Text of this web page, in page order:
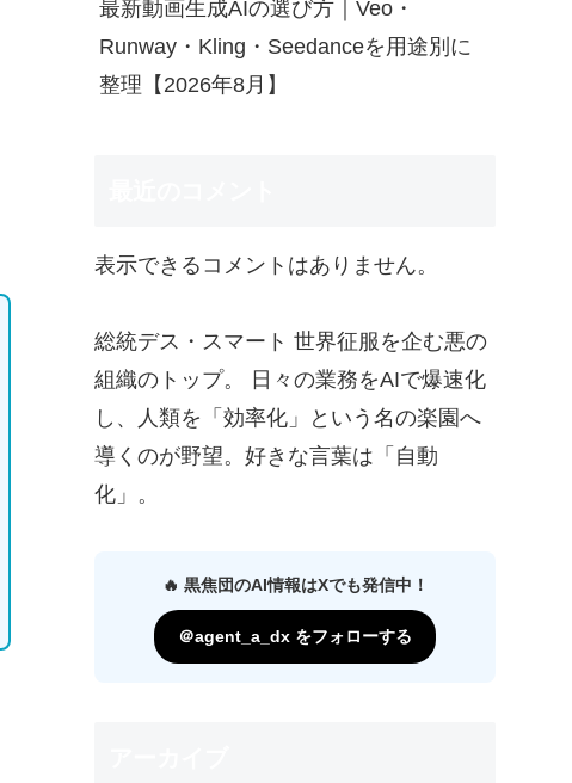
最新動画生成AIの選び方｜Veo・
Runway・Kling・Seedanceを用途別に
整理【2026年8月】
表示できるコメントはありません。
総統デス・スマート 世界征服を企む悪の
組織のトップ。 日々の業務をAIで爆速化
し、人類を「効率化」という名の楽園へ
導くのが野望。好きな言葉は「自動
化」。
🔥 黒焦団のAI情報はXでも発信中！
＠agent_a_dx をフォローする